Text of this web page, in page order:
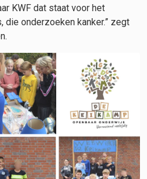
KWF dat staat voor het
die onderzoeken kanker.” zegt